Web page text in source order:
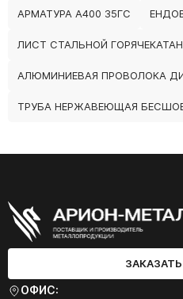
АРМАТУРА А400 35ГС
ЛИСТ СТАЛЬНОЙ
АЛЮМИНИЕВАЯ ПРОВОЛОКА
ТРУБА НЕРЖАВЕЮЩАЯ
ОФИС: